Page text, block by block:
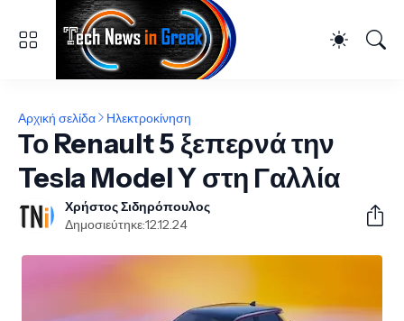
Αρχική σελίδα Ηλεκτροκίνηση
Το Renault 5 ξεπερνά την
Tesla Model Y στη Γαλλία
Χρήστος Σιδηρόπουλος
Δημοσιεύτηκε:12.12.24